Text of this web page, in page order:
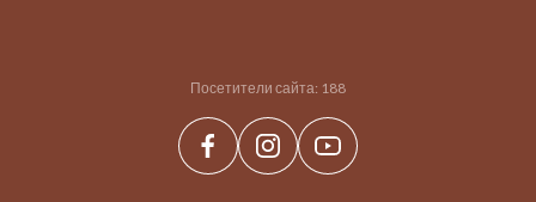
Посетители сайта: 188